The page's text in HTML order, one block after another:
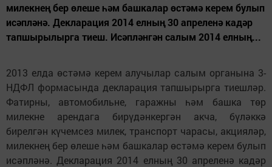
милекнең бер өлеше һәм башкалар өстәмә керем булып
исәпләнә. Декларация 2014 елның 30 апреленә кадәр
тапшырылырга тиеш. Исәпләнгән салым 2014 елның...
2013 елда өстәмә керем алучылар салым органына 3-
НДФЛ формасында декларация тапшырырга тиешләр.
Фатирны, автомобильне, гаражны һәм башка төр
милекне арендага бирүдәнкергән акча, бүләккә
бирелгән күчемсез милек, транспорт чарасы, акцияләр,
милекнең бер өлеше һәм башкалар өстәмә керем булып
исәпләнә. Декларация 2014 елның 30 апреленә кадәр